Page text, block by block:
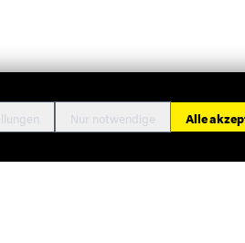
DatenschutzCookie-Einstellungen
Nur notwendige Alle